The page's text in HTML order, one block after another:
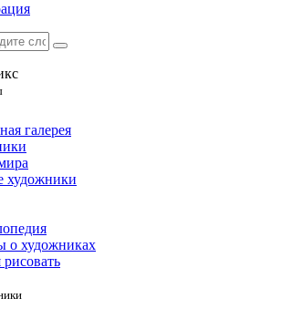
галерея
художники
о художниках